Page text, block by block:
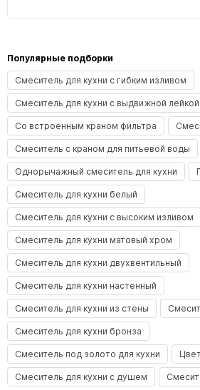
Популярные подборки
Смеситель для кухни с гибким изливом
Смеситель для кухни с выдвижной лейкой
Со встроенным краном фильтра
Смеситель с краном для питьевой воды
Однорычажный смеситель для кухни
Смеситель для кухни белый
Смеситель для кухни с высоким изливом
Смеситель для кухни матовый хром
Смеситель для кухни двухвентильный
Смеситель для кухни настенный
Смеситель для кухни из стены
Смеситель для кухни бронза
Смеситель под золото для кухни
Смеситель для кухни с душем